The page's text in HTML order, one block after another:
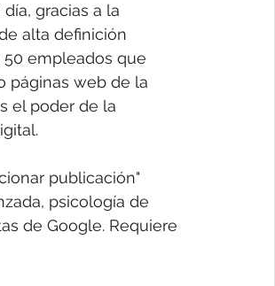
gracias a la
alta definición
empleados que
páginas web de la
el poder de la
publicación"
psicología de
de Google. Requiere